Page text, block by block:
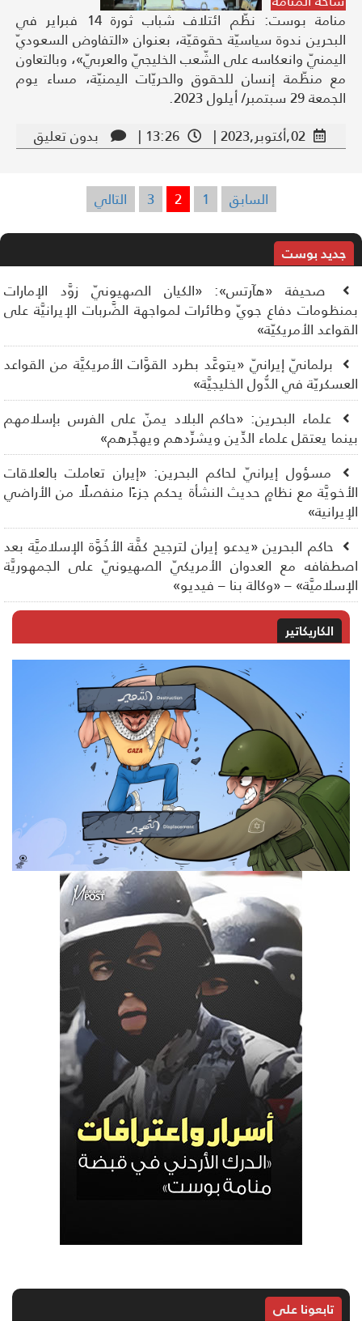
منامة بوست: نظّم ائتلاف شباب ثورة 14 فبراير في
البحرين ندوة سياسيّة حقوقيّة، بعنوان «التفاوض السعوديّ
اليمنيّ وانعكاسه على الشّعب الخليجيّ والعربيّ»، وبالتعاون
مع منظّمة إنسان للحقوق والحريّات اليمنيّة، مساء يوم
الجمعة 29 سبتمبر/ أيلول 2023.
02,أكتوبر,2023 |
13:26 | بدون تعليق
صفحات
المقالات
السابق التالي
جديد بوست
صحيفة «هآرتس»: «الكيان الصهيونيّ زوَّد الإمارات
دفاع جويّ وطائرات لمواجهة الضَّربات الإيرانيَّة على
الأمريكيّة»
برلمانيّ إيرانيّ «يتوعَّد بطرد القوَّات الأمريكيَّة من القواعد
في الدُّول الخليجيَّة»
علماء البحرين: «حاكم البلاد يمنّ على الفرس بإسلامهم
يعتقل علماء الدِّين ويشرِّدهم ويهجِّرهم»
مسؤول إيرانيّ لحاكم البحرين: «إيران تعاملت بالعلاقات
مع نظامٍ حديث النشأة يحكم جزءًا منفصلًا من الأراضي
حاكم البحرين «يدعو إيران لترجيح كفَّة الأخُوَّة الإسلاميَّة بعد
مع العدوان الأمريكيّ الصهيونيّ على الجمهوريَّة
– «وكالة بنا – فيديو»
الكاريكاتير
تابعونا على